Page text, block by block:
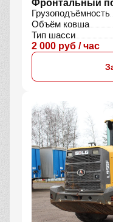
Фронтальный
Грузоподъёмность
Объём ковша
Тип шасси
2 000 руб / час